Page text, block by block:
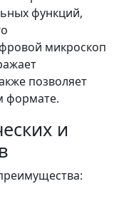
функций,
микроскоп
позволяет
формате.
и